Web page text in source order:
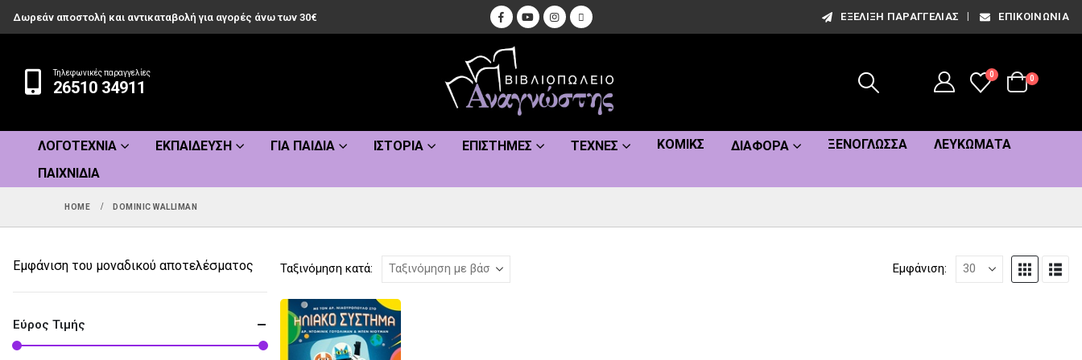
Δωρεάν αποστολή και αντικαταβολή για αγορές άνω των 30€ ΕΞΈΛΙΞΗ ΠΑΡΑΓΓΕΛΊΑΣ ΕΠΙΚΟΙΝΩΝΊΑ
Τηλεφωνικές παραγγελίες
26510 34911
0
0
ΛΟΓΟΤΕΧΝΊΑ ΕΚΠΑΊΔΕΥΣΗ ΓΙΑ ΠΑΙΔΙΆ ΙΣΤΟΡΊΑ ΕΠΙΣΤΉΜΕΣ ΤΈΧΝΕΣ ΚΌΜΙΚΣ ΔΙΆΦΟΡΑ ΞΕΝΌΓΛΩΣΣΑ
ΛΕΥΚΏΜΑΤΑ
ΠΑΙΧΝΊΔΙΑ
HOME DOMINIC WALLIMAN
Ταξινόμηση κατά: Εμφάνιση:
Εμφάνιση του μοναδικού αποτελέσματος
Εύρος Τιμής